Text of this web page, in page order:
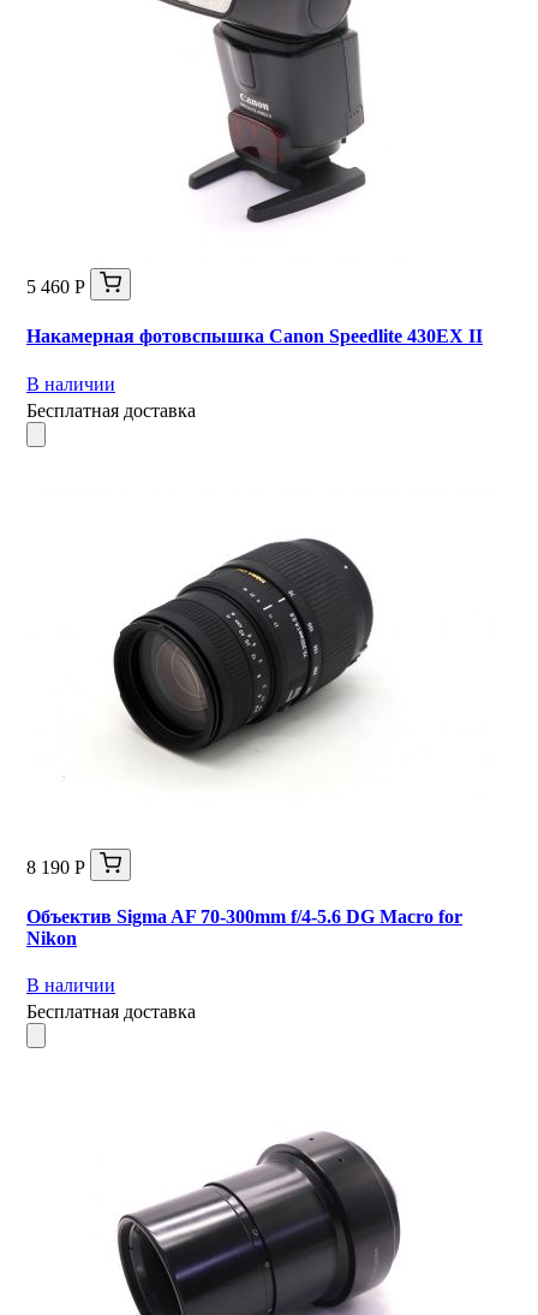
5 460 Р
Накамерная фотовспышка Canon Speedlite 430EX II
В наличии
Бесплатная доставка
8 190 Р
Объектив Sigma AF 70-300mm f/4-5.6 DG Macro for
Nikon
В наличии
Бесплатная доставка